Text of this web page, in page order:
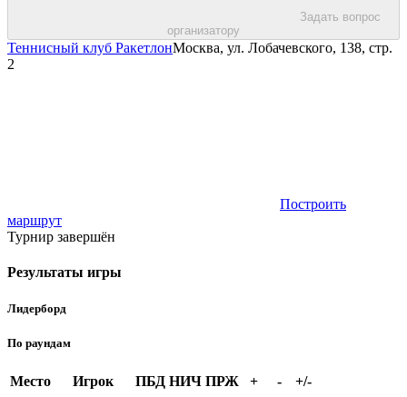
Задать вопрос
организатору
Теннисный клуб РакетлонМосква, ул. Лобачевского, 138, стр.
2
Построить
маршрут
Турнир завершён
Результаты игры
Лидерборд
По раундам
Место Игрок ПБД НИЧ ПРЖ + - +/-